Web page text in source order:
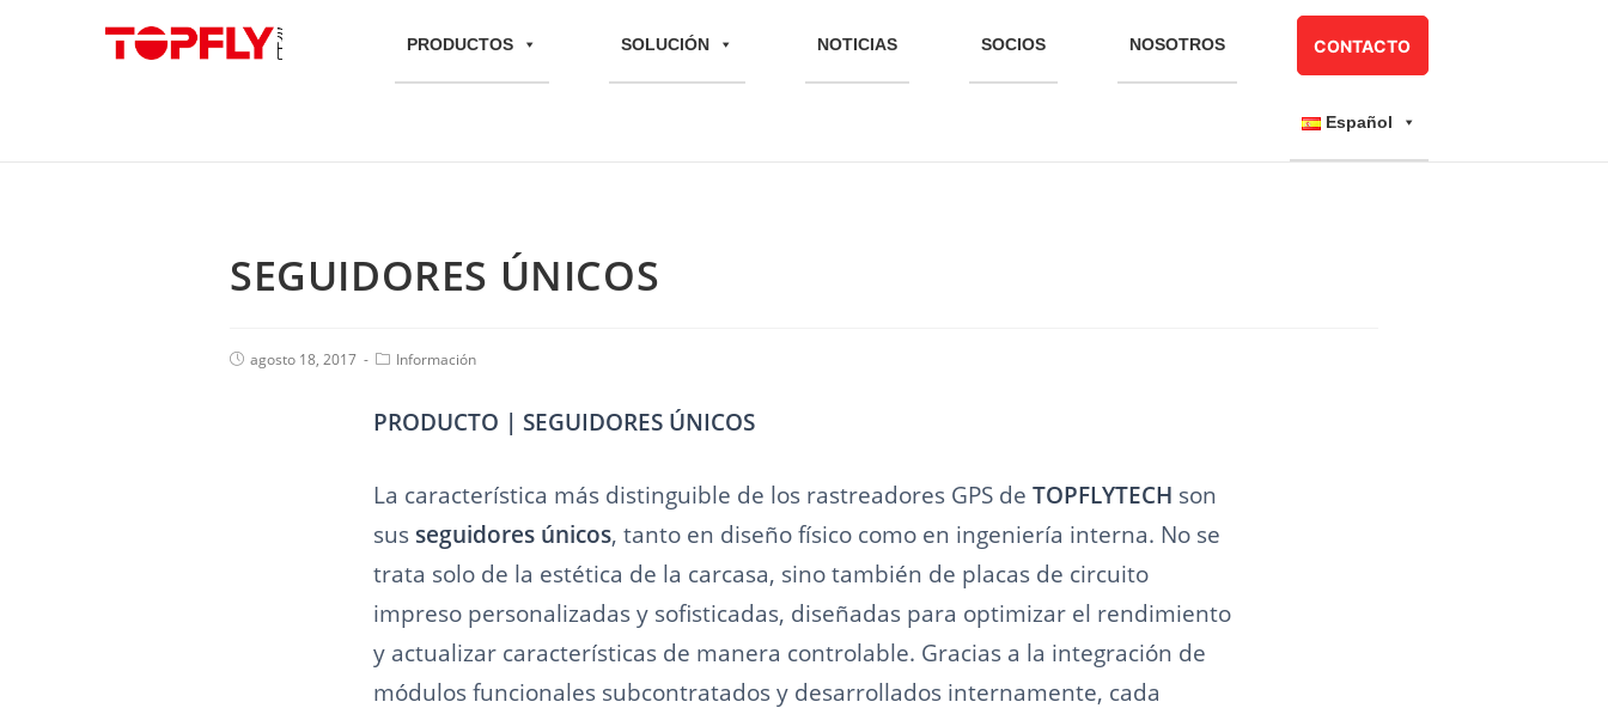
PRODUCTOS SOLUCIÓN NOTICIAS SOCIOS NOSOTROS CONTACTO
Español
SEGUIDORES ÚNICOS
agosto 18, 2017 Información
PRODUCTO | SEGUIDORES ÚNICOS
La característica más distinguible de los rastreadores GPS de TOPFLYTECH son
sus seguidores únicos, tanto en diseño físico como en ingeniería interna. No se
trata solo de la estética de la carcasa, sino también de placas de circuito
impreso personalizadas y sofisticadas, diseñadas para optimizar el rendimiento
y actualizar características de manera controlable. Gracias a la integración de
módulos funcionales subcontratados y desarrollados internamente, cada